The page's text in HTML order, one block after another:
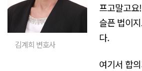
김계희 변호사
프고말고
슬픈 법이
다.
여기서 합